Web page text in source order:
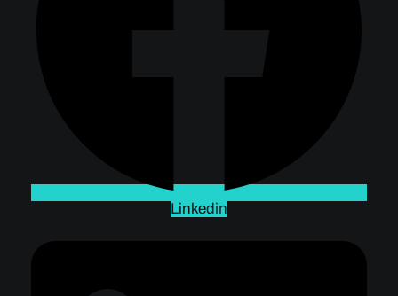
Linkedin